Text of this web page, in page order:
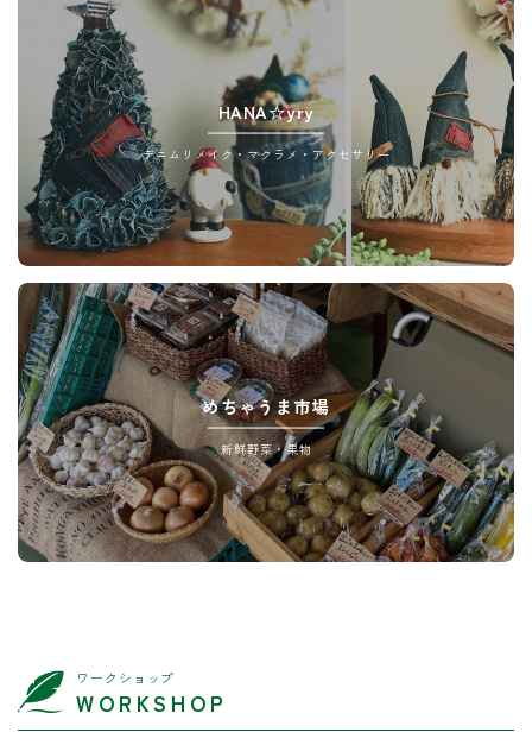
デニムリメイク・マクラメ・アクセサリー
HANA☆yry
新鮮野菜・果物
めちゃうま市場
ワークショップ
WORKSHOP